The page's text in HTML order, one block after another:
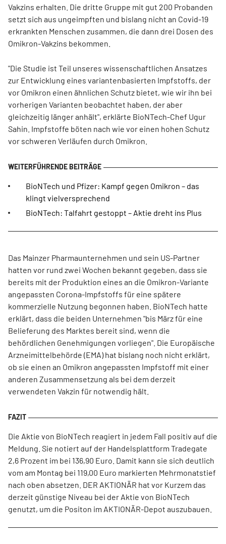
Vakzins erhalten. Die dritte Gruppe mit gut 200 Probanden
setzt sich aus ungeimpften und bislang nicht an Covid-19
erkrankten Menschen zusammen, die dann drei Dosen des
Omikron-Vakzins bekommen.
"Die Studie ist Teil unseres wissenschaftlichen Ansatzes
zur Entwicklung eines variantenbasierten Impfstoffs, der
vor Omikron einen ähnlichen Schutz bietet, wie wir ihn bei
vorherigen Varianten beobachtet haben, der aber
gleichzeitig länger anhält", erklärte BioNTech-Chef Ugur
Sahin. Impfstoffe böten nach wie vor einen hohen Schutz
vor schweren Verläufen durch Omikron.
BioNTech und Pfizer: Kampf gegen Omikron – das
klingt vielversprechend
BioNTech: Talfahrt gestoppt – Aktie dreht ins Plus
Das Mainzer Pharmaunternehmen und sein US-Partner
hatten vor rund zwei Wochen bekannt gegeben, dass sie
bereits mit der Produktion eines an die Omikron-Variante
angepassten Corona-Impfstoffs für eine spätere
kommerzielle Nutzung begonnen haben. BioNTech hatte
erklärt, dass die beiden Unternehmen "bis März für eine
Belieferung des Marktes bereit sind, wenn die
behördlichen Genehmigungen vorliegen". Die Europäische
Arzneimittelbehörde (EMA) hat bislang noch nicht erklärt,
ob sie einen an Omikron angepassten Impfstoff mit einer
anderen Zusammensetzung als bei dem derzeit
verwendeten Vakzin für notwendig hält.
Die Aktie von BioNTech reagiert in jedem Fall positiv auf die
Meldung. Sie notiert auf der Handelsplattform Tradegate
2,6 Prozent im bei 136,90 Euro. Damit kann sie sich deutlich
vom am Montag bei 119,00 Euro markierten Mehrmonatstief
nach oben absetzen. DER AKTIONÄR hat vor Kurzem das
derzeit günstige Niveau bei der Aktie von BioNTech
genutzt, um die Positon im AKTIONÄR-Depot auszubauen.